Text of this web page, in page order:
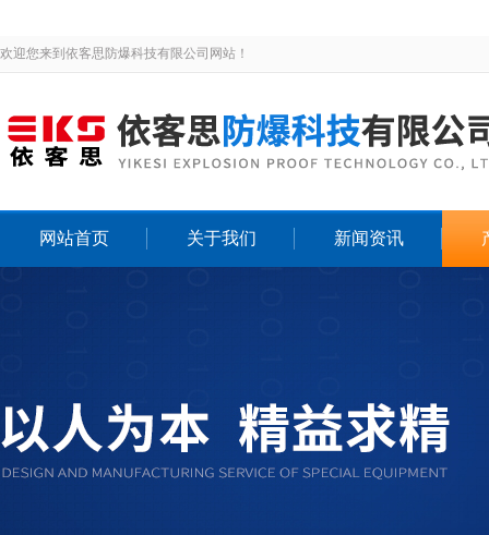
欢迎您来到依客思防爆科技有限公司网站！
网站首页 关于我们 新闻资讯